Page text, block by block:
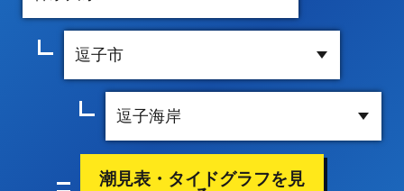
潮見表・タイドグラフを見